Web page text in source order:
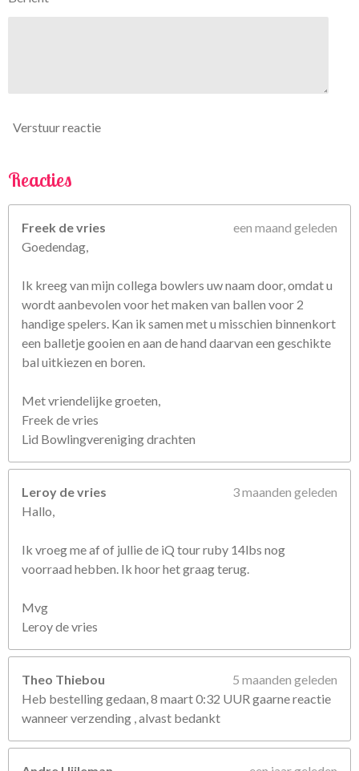
t
Verstuur reactie
Reacties
Freek de vries
een maand geleden
Goedendag,
Ik kreeg van mijn collega bowlers uw naam door, omdat u
wordt aanbevolen voor het maken van ballen voor 2
handige spelers. Kan ik samen met u misschien binnenkort
een balletje gooien en aan de hand daarvan een geschikte
bal uitkiezen en boren.
Met vriendelijke groeten,
Freek de vries
Lid Bowlingvereniging drachten
Leroy de vries
3 maanden geleden
Hallo,
Ik vroeg me af of jullie de iQ tour ruby 14lbs nog
voorraad hebben. Ik hoor het graag terug.
Mvg
Leroy de vries
Theo Thiebou
5 maanden geleden
Heb bestelling gedaan, 8 maart 0:32 UUR gaarne reactie
wanneer verzending , alvast bedankt